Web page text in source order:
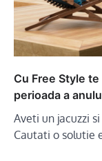
Cu Free Style
perioada a
Aveti un jacuzzi
Cautati o solutie